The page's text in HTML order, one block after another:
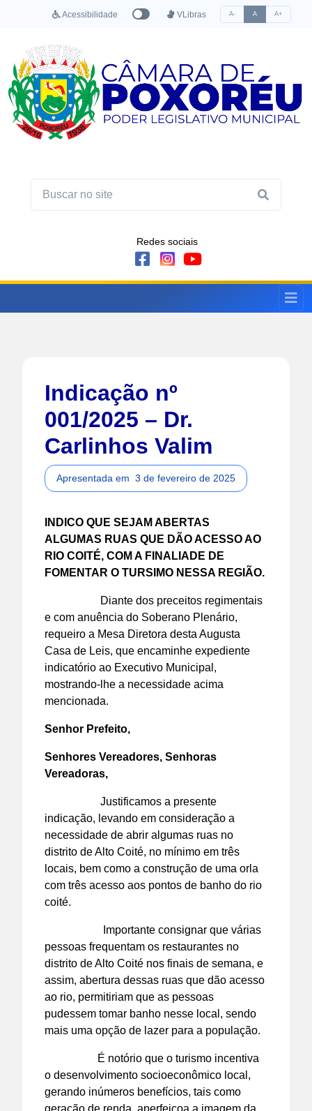
Acessibilidade VLibras A- A A+
Redes sociais
Indicação nº
001/2025 – Dr.
Carlinhos Valim
Apresentada em 3 de fevereiro de 2025
INDICO QUE SEJAM ABERTAS
ALGUMAS RUAS QUE DÃO ACESSO AO
RIO COITÉ, COM A FINALIADE DE
FOMENTAR O TURSIMO NESSA REGIÃO.
Diante dos preceitos regimentais
e com anuência do Soberano Plenário,
requeiro a Mesa Diretora desta Augusta
Casa de Leis, que encaminhe expediente
indicatório ao Executivo Municipal,
mostrando-lhe a necessidade acima
mencionada.
Senhor Prefeito,
Senhores Vereadores, Senhoras
Vereadoras,
Justificamos a presente
indicação, levando em consideração a
necessidade de abrir algumas ruas no
distrito de Alto Coité, no mínimo em três
locais, bem como a construção de uma orla
com três acesso aos pontos de banho do rio
coité.
Importante consignar que várias
pessoas frequentam os restaurantes no
distrito de Alto Coité nos finais de semana, e
assim, abertura dessas ruas que dão acesso
ao rio, permitiriam que as pessoas
pudessem tomar banho nesse local, sendo
mais uma opção de lazer para a população.
É notório que o turismo incentiva
o desenvolvimento socioeconômico local,
gerando inúmeros benefícios, tais como
geração de renda, aperfeiçoa a imagem da